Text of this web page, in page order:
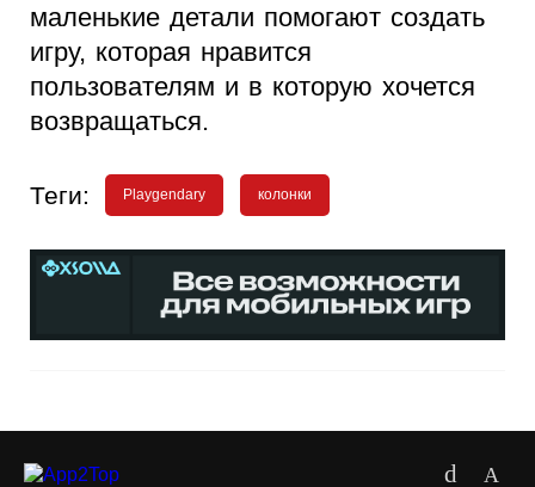
маленькие детали помогают создать
игру, которая нравится
пользователям и в которую хочется
возвращаться.
Теги: Playgendary колонки